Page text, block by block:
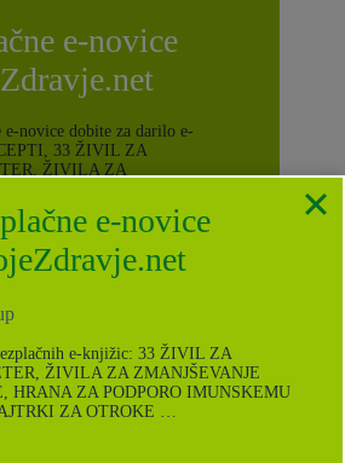
e-novice
novice dobite za darilo e-
33 ŽIVIL ZA
ŽIVILA ZA
SISTEMU, ZDRAVI ZAJTRKI
NJENE ZDRAVILNE
ZA VSAK DAN.
in varstvu
e-novice
e-knjižic: 33 ŽIVIL ZA
ŽIVILA ZA ZMANJŠEVANJE
HRANA ZA PODPORO IMUNSKEMU
ZA OTROKE …